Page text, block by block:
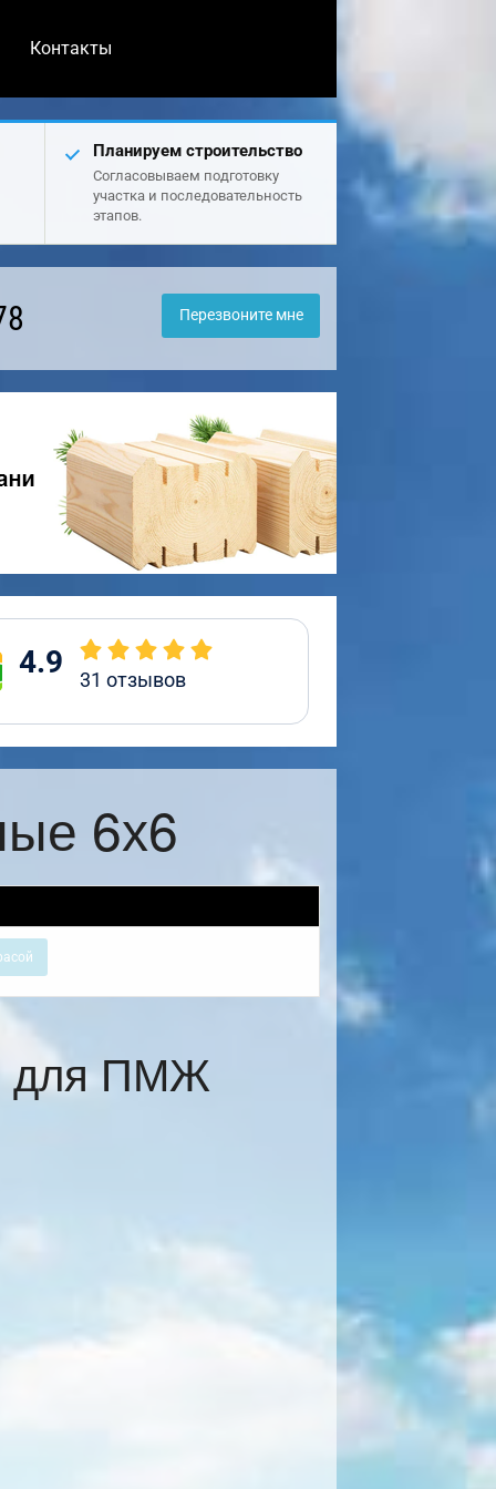
Контакты
Планируем строительство
Согласовываем подготовку
участка и последовательность
этапов.
Перезвоните мне
4.9 31 отзывов
6х6
для ПМЖ